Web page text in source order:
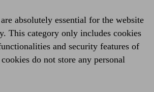
absolutely essential for the website
This category only includes cookies
and security features of
do not store any personal